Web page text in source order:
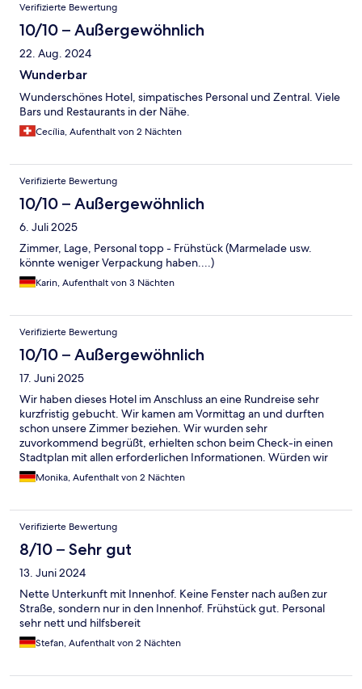
Verifizierte Bewertung
10/10 – Außergewöhnlich
22. Aug. 2024
Wunderbar
Wunderschönes Hotel, simpatisches Personal und Zentral. Viele
Bars und Restaurants in der Nähe.
Cecília, Aufenthalt von 2 Nächten
Verifizierte Bewertung
10/10 – Außergewöhnlich
6. Juli 2025
Zimmer, Lage, Personal topp - Frühstück (Marmelade usw.
könnte weniger Verpackung haben....)
Karin, Aufenthalt von 3 Nächten
Verifizierte Bewertung
10/10 – Außergewöhnlich
17. Juni 2025
Wir haben dieses Hotel im Anschluss an eine Rundreise sehr
kurzfristig gebucht. Wir kamen am Vormittag an und durften
schon unsere Zimmer beziehen. Wir wurden sehr
zuvorkommend begrüßt, erhielten schon beim Check-in einen
Stadtplan mit allen erforderlichen Informationen. Würden wir
wieder buchen.
Monika, Aufenthalt von 2 Nächten
Verifizierte Bewertung
8/10 – Sehr gut
13. Juni 2024
Nette Unterkunft mit Innenhof. Keine Fenster nach außen zur
Straße, sondern nur in den Innenhof. Frühstück gut. Personal
sehr nett und hilfsbereit
Stefan, Aufenthalt von 2 Nächten